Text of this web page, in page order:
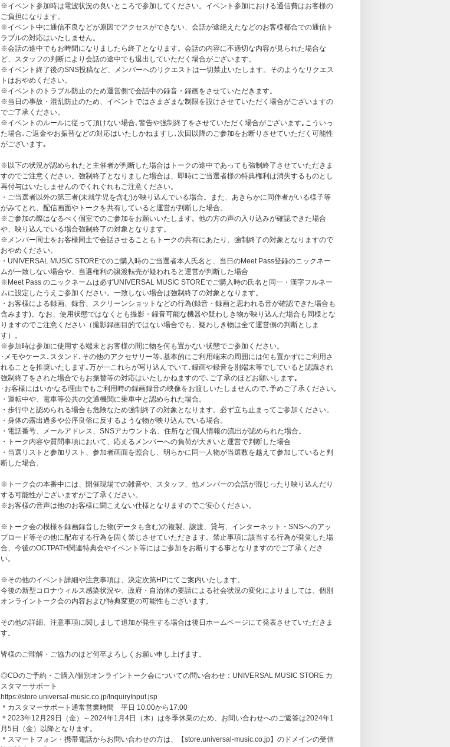
・3部・・・・ 15:00～15:30（受付開始 / 14:45 ～ 受付終了 / 15:05）
・4部・・・・ 16:00～16:30（受付開始 / 15:45 ～ 受付終了 / 16:05）
・5部・・・・ 16:30～17:00（受付開始 / 16:15 ～ 受付終了 / 16:35）
・6部・・・・ 17:00～17:30（受付開始 / 16:45 ～ 受付終了 / 17:05）
・7部・・・・ 17:30～18:00（受付開始 / 17:15 ～ 受付終了 / 17:35）
・8部・・・・ 18:00～18:30（受付開始 / 17:45 ～ 受付終了 / 18:05）
個別オンライントーク会参加メンバー
太田駿静、海帆、栗田航兵、古瀬直輝、小堀柊、高橋わたる、西島蓮汰、四谷真佑
個別オンライントーク会について
■参加ご希望のお客様は、UNIVERSAL MUSIC STORE内の「個別オンライントーク会抽選対象ページ」に
て『OCTAVE / Daydream』通常盤（個別オンライントーク会抽選対象）をご予約・ご入金ください。
■参加ご希望のお客様は、必ず「個別オンライントーク会抽選対象ページ」よりご注文ください。個別オ
ます。
■お申し込み時に、ご希望の部（時間帯）と希望メンバーをお選び下さい。
■CD1枚のご購入で一口応募となります（複数ご応募可）。抽選方式につき、ご購入・ご入金されても落
選する場合もございます。
■同一人物による複数の会員登録は禁止となります。複数アカウントでのイベント参加が発覚した際は不
正行為とみなしイベントの参加をお断りさせていただきます。
■個別オンライントーク会の当選権利は、ご選択頂いたメンバー・開催日・開催部（時間帯）のみ有効と
なります。
■主催者側によって割り当てた開催時間内での対応とさせて頂きます。
■1回のご当選につき、メンバーとのオンライントーク時間は30秒となります。会話の途中でもお時間にな
りましたら終了となります。
■参加時間は主催者側であらかじめ指定させていただきます。参加時間の変更等のご要望には一切対応で
きません。この点をご了承いただける方のみご応募ください。
■個別オンライントーク会のご参加は、ご当選者様本人に限ります。下部にある「イベントに関する注意
事項」をよくお読みになりルールをご理解のうえご参加ください。
個別オンライントーク会に関する注意事項
■イベントアプリ「Meet Pass」（ミートパス）について
初めての方は以下の「ご利用ガイド」を必ずご確認のうえアプリのインストールとユーザーアカウントを
作成ください。
ご利用ガイド:https://meetpass.jp/guide/
※Meet Passアプリのご利用には下記の条件が必要です｡
・SMS送受信が可能であること
・iOS12.0以上、Android8.0以上
・インカメラ、マイクが正常動作すること
・イベント当日20Mbps以上の回線速度を安定して保てるネット回線を利用できること
※本イベントにご参加いただくためには、Meet Passでのユーザーアカウントの作成、およびMeet Passの
アプリをインストールした端末（スマートフォン）が必要となります。
※イベントにご参加いただくにはMeet Pass アプリでの参加券の受け取りのほか､Meet Pass への｢UNIVE
須となります｡
お名前が異なる場合や､運営スタッフが必要と判断した場合に個別で本人認証を実施させていただく場合が
ございます｡
■ニックネーム編集のやり方： https://faq.tixplus.jp/meetpass/?p=20
※Meet Passアプリ の会員登録には顔写真の登録が必須となります｡ご参加される方と､会員登録時のお写
真のお顔が異なると運営スタッフが判断した場合､個別での本人認証を実施させて頂く場合がございます｡
※一部通信キャリアにてネット回線速度が不安定な状況を確認しております｡
安定したビデオ通話には20Mbps以上のネット回線速度が安定している状態が必要となります｡
■速度チェッカー：https://fast.com/ja/
す｡
こういったお客様理由によるお振替対応や返金対応などはいたしかねます｡
や環境によってビデオ通話の品質は左右されます｡
替や返金の対応はいたしかねます｡
※本イベントは、カメラ機能付き端末（スマートフォン）のみご参加いただけます。（PCではご参加いた
だけません）
なお､一部の機種は対応していない場合がございます。予めご了承ください。
※タブレット端末でもご参加は可能ですが一部の端末でご利用いただけない可能性がございます｡予めご了
承ください。
※お客様所有のカメラ機能付き端末（スマートフォン）でのご参加となります。カメラ機能付き端末（ス
※イベント参加時は電波状況の良いところで参加してください。イベント参加における通信費はお客様の
ご負担になります。
※イベント中に通信不良などが原因でアクセスができない、会話が途絶えたなどのお客様都合での通信ト
ラブルの対応はいたしません。
※会話の途中でもお時間になりましたら終了となります。会話の内容に不適切な内容が見られた場合な
ど、スタッフの判断により会話の途中でも退出していただく場合がございます。
※イベント終了後のSNS投稿など、メンバーへのリクエストは一切禁止いたします。そのようなリクエス
トはおやめください。
※イベントのトラブル防止のため運営側で会話中の録音・録画をさせていただきます。
※当日の事故・混乱防止のため、イベントではさまざまな制限を設けさせていただく場合がございますの
でご了承ください。
※イベントのルールに従って頂けない場合､警告や強制終了をさせていただく場合がございます｡こういっ
た場合､ご返金やお振替などの対応はいたしかねますし､次回以降のご参加をお断りさせていただく可能性
がございます｡
※以下の状況が認められたと主催者が判断した場合はトークの途中であっても強制終了させていただきま
すのでご注意ください。強制終了となりました場合は、即時にご当選者様の特典権利は消失するものとし
再付与はいたしませんのでくれぐれもご注意ください。
・ご当選者以外の第三者(未就学児を含む)が映り込んでいる場合。また、あきらかに同伴者がいる様子等
がみてとれ、配信画面やトークを共有していると運営が判断した場合。
※ご参加の際はなるべく個室でのご参加をお願いいたします。他の方の声の入り込みが確認できた場合
や、映り込んでいる場合強制終了の対象となります。
※メンバー同士をお客様同士で会話させることもトークの共有にあたり、強制終了の対象となりますので
おやめください。
・UNIVERSAL MUSIC STOREでのご購入時のご当選者本人氏名と、当日のMeet Pass登録のニックネー
ムが一致しない場合や、当選権利の譲渡転売が疑われると運営が判断した場合
※Meet Pass のニックネームは必ずUNIVERSAL MUSIC STOREでご購入時の氏名と同一・漢字フルネー
ムに設定したうえご参加ください。一致しない場合は強制終了の対象となります。
・お客様による録画、録音、スクリーンショットなどの行為(録音・録画と思われる音が確認できた場合も
含みます)。なお、使用状態ではなくとも撮影・録音可能な機器や疑わしき物が映り込んだ場合も同様とな
りますのでご注意ください（撮影録画目的ではない場合でも、疑わしき物は全て運営側の判断としま
す）。
※参加時は参加に使用する端末とお客様の間に物を何も置かない状態でご参加ください。
･メモやケース､スタンド､その他のアクセサリー等､基本的にご利用端末の周囲には何も置かずにご利用さ
れることを推奨いたします｡万が一これらが写り込んでいて､録画や録音を別端末等でしていると認識され
強制終了をされた場合でもお振替等の対応はいたしかねますので､ご了承のほどお願いします｡
･お客様にはいかなる理由でもご利用時の録画録音の映像をお渡しいたしませんので､予めご了承ください｡
・運転中や、電車等公共の交通機関に乗車中と認められた場合。
・歩行中と認められる場合も危険なため強制終了の対象となります。必ず立ち止まってご参加ください。
・身体の露出過多や公序良俗に反するような物が映り込んでいる場合。
・電話番号、メールアドレス、SNSアカウント名、住所など個人情報の流出が認められた場合。
・トーク内容や質問事項において、応えるメンバーへの負荷が大きいと運営で判断した場合
・当選リストと参加リスト、参加者画面を照合し、明らかに同一人物が当選数を越えて参加していると判
断した場合。
※トーク会の本番中には、開催現場での雑音や、スタッフ、他メンバーの会話が混じったり映り込んだり
する可能性がございますがご了承ください。
※お客様の音声は他のお客様に聞こえない仕様となりますのでご安心ください。
※トーク会の模様を録画録音した物(データも含む)の複製、譲渡、貸与、インターネット・SNSへのアッ
プロード等その他に配布する行為を固く禁じさせていただきます。禁止事項に該当する行為が発覚した場
合、今後のOCTPATH関連特典会やイベント等にはご参加をお断りする事となりますのでご了承くださ
い。
※その他のイベント詳細や注意事項は、決定次第HPにてご案内いたします。
今後の新型コロナウィルス感染状況や、政府・自治体の要請による社会状況の変化によりましては、個別
オンライントーク会の内容および特典変更の可能性もございます。
その他の詳細、注意事項に関しまして追加が発生する場合は後日ホームページにて発表させていただきま
す。
皆様のご理解・ご協力のほど何卒よろしくお願い申し上げます。
◎CDのご予約・ご購入/個別オンライントーク会についての問い合わせ：UNIVERSAL MUSIC STORE カ
スタマーサポート
https://store.universal-music.co.jp/InquiryInput.jsp
＊カスタマーサポート通常営業時間 平日 10:00から17:00
＊2023年12月29日（金）～2024年1月4日（木）は冬季休業のため、お問い合わせへのご返答は2024年1
月5日（金）以降となります。
＊スマートフォン・携帯電話からお問い合わせの方は、【store.universal-music.co.jp】のドメインの受信